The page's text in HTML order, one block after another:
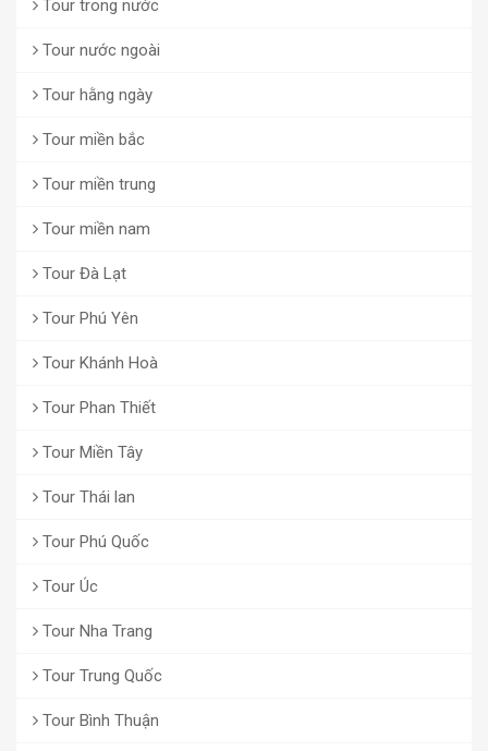
Tour trong nước
Tour nước ngoài
Tour hằng ngày
Tour miền bắc
Tour miền trung
Tour miền nam
Tour Đà Lạt
Tour Phú Yên
Tour Khánh Hoà
Tour Phan Thiết
Tour Miền Tây
Tour Thái lan
Tour Phú Quốc
Tour Úc
Tour Nha Trang
Tour Trung Quốc
Tour Bình Thuận